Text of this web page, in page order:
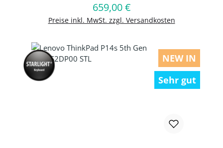
Regulärer Preis:
659,00 €
Preise inkl. MwSt. zzgl. Versandkosten
In den Warenkorb
NEW IN
Sehr gut